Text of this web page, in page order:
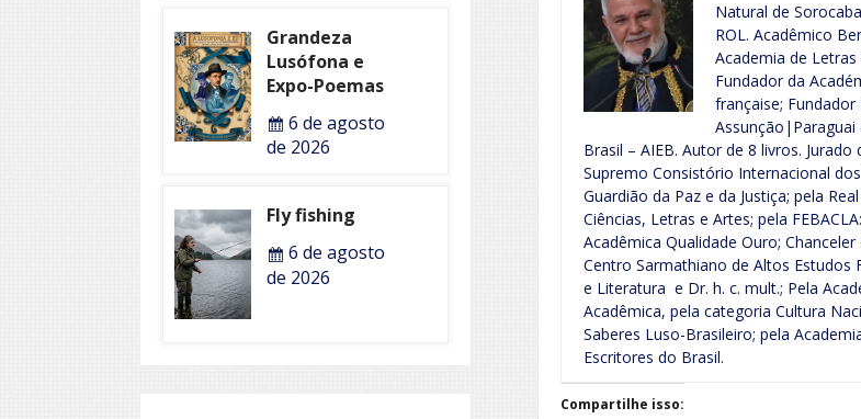
Natural de
ROL. Acadêmico
Academia de
Fundador da
française;
Assunção|Paraguai
Brasil – AIEB. Autor de 8 livros.
Supremo Consistório Internacional
Guardião da Paz e da Justiça; pela
Ciências, Letras e Artes; pela
Acadêmica Qualidade Ouro;
Centro Sarmathiano de Altos
e Literatura e Dr. h. c. mult.; Pela
Acadêmica, pela categoria Cultura
Saberes Luso-Brasileiro; pela
Escritores do Brasil.
Compartilhe isso:
Grandeza
Lusófona e
Expo-Poemas
6 de agosto
de 2026
Fly fishing
6 de agosto
de 2026